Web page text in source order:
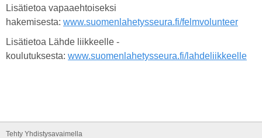
Lisätietoa vapaaehtoiseksi
hakemisesta: www.suomenlahetysseura.fi/felmvolunteer
Lisätietoa Lähde liikkeelle -
koulutuksesta: www.suomenlahetysseura.fi/lahdeliikkeelle
Tehty Yhdistysavaimella